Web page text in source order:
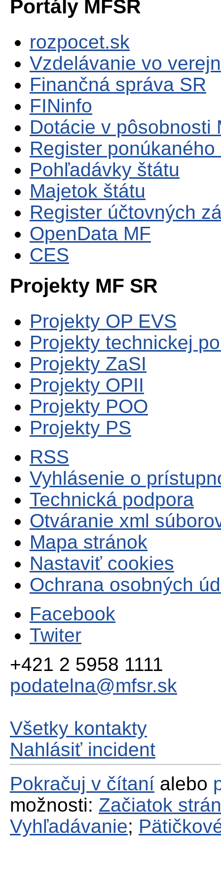
Portály MFSR
rozpocet.sk
Vzdelávanie vo
Finančná správa SR
FINinfo
Dotácie v pôsobnosti
Register
Pohľadávky štátu
Majetok štátu
Register účtovných
OpenData MF
CES
Projekty MF SR
Projekty OP EVS
Projekty technickej
Projekty ZaSI
Projekty OPII
Projekty POO
Projekty PS
RSS
Vyhlásenie o
Technická podpora
Otváranie xml
Mapa stránok
Nastaviť cookies
Ochrana osobných
Facebook
Twiter
+421 2 5958 1111
podatelna@mfsr.sk
Všetky kontakty
Nahlásiť incident
Pokračuj v čítaní alebo
možnosti: Začiatok
Vyhľadávanie;